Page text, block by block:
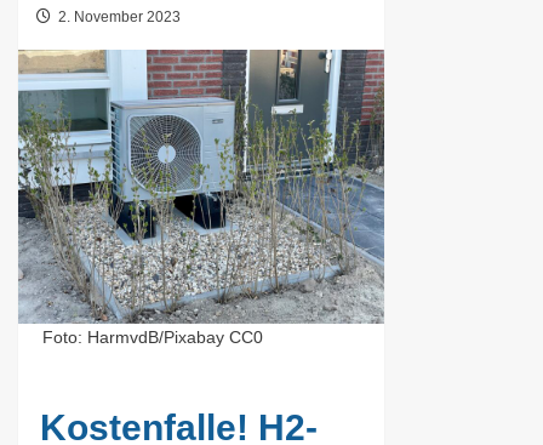
2. November 2023
Foto: HarmvdB/Pixabay CC0
Kostenfalle! H2-